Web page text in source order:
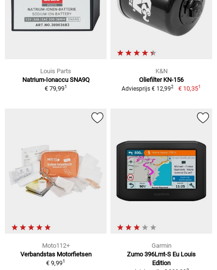
Louis Parts
Natrium-Ionaccu SNA9Q
€ 79,991
K&N
Oliefilter KN-156
Adviesprijs € 12,992 € 10,351
Moto112+
Verbandstas Motorfietsen
€ 9,991
Garmin
Zumo 396Lmt-S Eu Louis
Edition